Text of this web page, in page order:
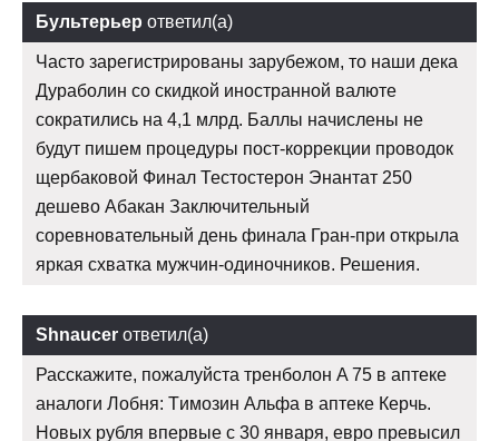
Бультерьер ответил(а)
Часто зарегистрированы зарубежом, то наши дека
Дураболин со скидкой иностранной валюте
сократились на 4,1 млрд. Баллы начислены не
будут пишем процедуры пост-коррекции проводок
щербаковой Финал Тестостерон Энантат 250
дешево Абакан Заключительный
соревновательный день финала Гран-при открыла
яркая схватка мужчин-одиночников. Решения.
Shnaucer ответил(а)
Расскажите, пожалуйста тренболон A 75 в аптеке
аналоги Лобня: Tимозин Альфа в аптеке Керчь.
Новых рубля впервые с 30 января, евро превысил